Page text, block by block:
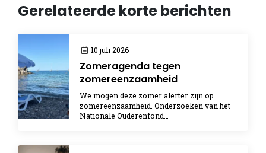
Gerelateerde korte berichten
10 juli 2026
Zomeragenda tegen
zomereenzaamheid
We mogen deze zomer alerter zijn op
zomereenzaamheid. Onderzoeken van het
Nationale Ouderenfond…